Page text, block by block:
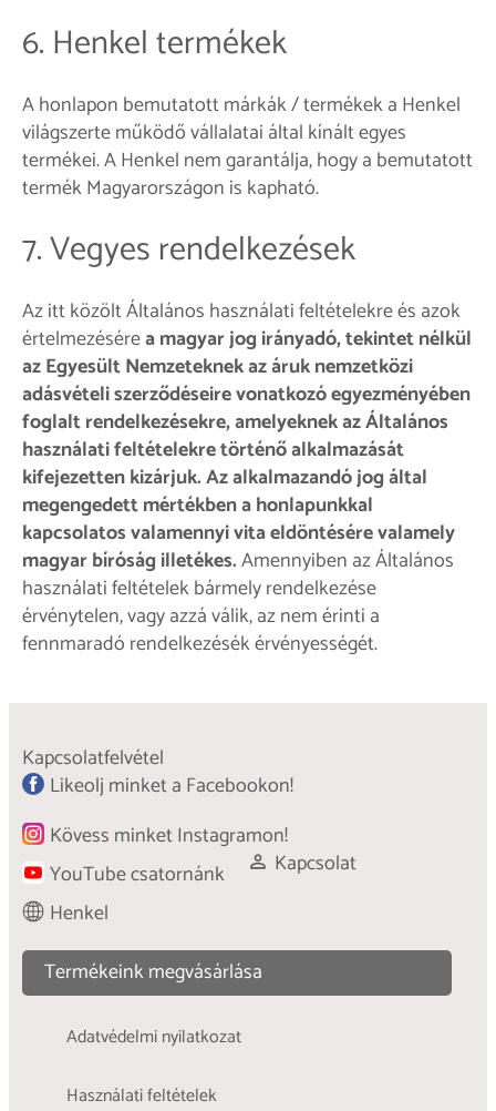
6. Henkel termékek
A honlapon bemutatott márkák / termékek a Henkel
világszerte működő vállalatai által kínált egyes
termékei. A Henkel nem garantálja, hogy a bemutatott
termék Magyarországon is kapható.
7. Vegyes rendelkezések
Az itt közölt Általános használati feltételekre és azok
értelmezésérea magyar jog irányadó, tekintet nélkül
az Egyesült Nemzeteknek az áruk nemzetközi
adásvételi szerződéseire vonatkozó egyezményében
foglalt rendelkezésekre, amelyeknek az Általános
használati feltételekre történő alkalmazását
kifejezetten kizárjuk. Az alkalmazandó jog által
megengedett mértékben a honlapunkkal
kapcsolatos valamennyi vita eldöntésére valamely
magyar bíróság illetékes.Amennyiben az Általános
használati feltételek bármely rendelkezése
érvénytelen, vagy azzá válik, az nem érinti a
fennmaradó rendelkezésék érvényességét.
Kapcsolatfelvétel
Likeolj minket a Facebookon!
Kövess minket Instagramon!
YouTube csatornánk
Kapcsolat
Henkel
Termékeink megvásárlása
Adatvédelmi nyilatkozat
Használati feltételek